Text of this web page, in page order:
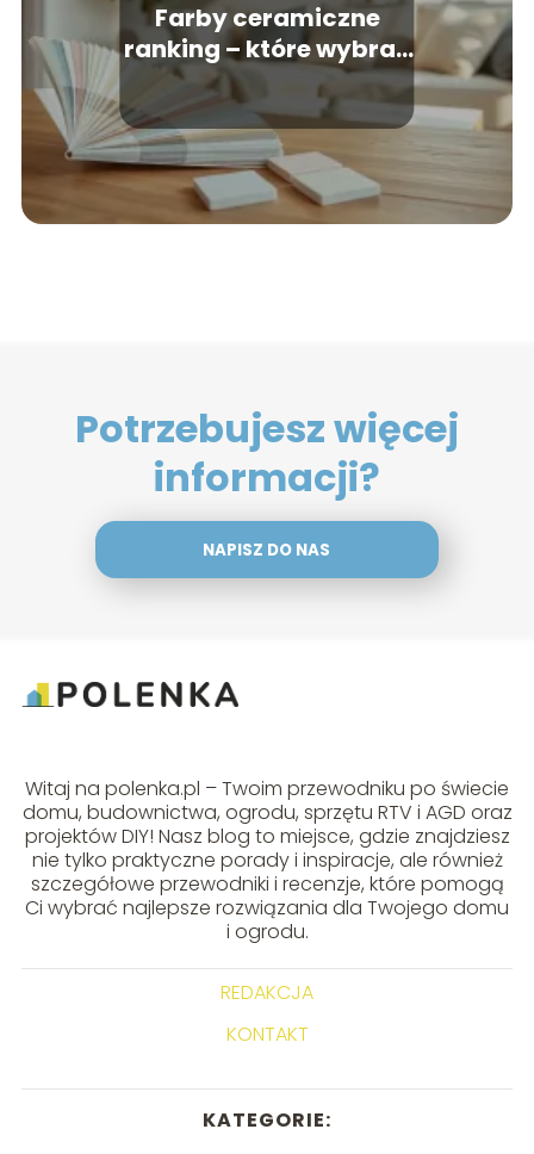
Farby ceramiczne
ranking – które wybrać
do mieszkania?
Potrzebujesz więcej
informacji?
NAPISZ DO NAS
Witaj na polenka.pl – Twoim przewodniku po świecie
domu, budownictwa, ogrodu, sprzętu RTV i AGD oraz
projektów DIY! Nasz blog to miejsce, gdzie znajdziesz
nie tylko praktyczne porady i inspiracje, ale również
szczegółowe przewodniki i recenzje, które pomogą
Ci wybrać najlepsze rozwiązania dla Twojego domu
i ogrodu.
REDAKCJA
KONTAKT
KATEGORIE: